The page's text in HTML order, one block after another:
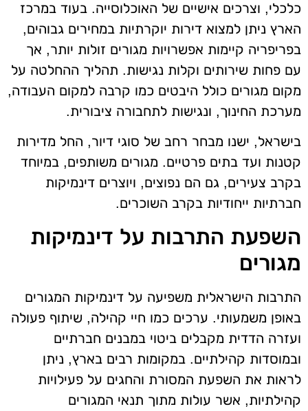
כלכלי, וצרכים אישיים של האוכלוסייה. בעוד במרכז
הארץ ניתן למצוא דירות יוקרתיות במחירים גבוהים,
בפריפריה קיימות אפשרויות מגורים זולות יותר, אך
עם פחות שירותים וקלות נגישות. תהליך ההחלטה על
מקום מגורים כולל היבטים כמו קרבה למקום העבודה,
מערכת החינוך, ונגישות לתחבורה ציבורית.
בישראל, ישנו מבחר רחב של סוגי דיור, החל מדירות
קטנות ועד בתים פרטיים. מגורים משותפים, במיוחד
בקרב צעירים, גם הם נפוצים, ויוצרים דינמיקות
חברתיות ייחודיות בקרב השוכרים.
השפעת התרבות על דינמיקות
מגורים
התרבות הישראלית משפיעה על דינמיקות המגורים
באופן משמעותי. ערכים כמו חיי קהילה, שיתוף פעולה
ועזרה הדדית מקבלים ביטוי במבנים חברתיים
ובמוסדות קהילתיים. במקומות רבים בארץ, ניתן
לראות את השפעת המסורת והחגים על פעילויות
קהילתיות, אשר עולות מתוך תנאי המגורים